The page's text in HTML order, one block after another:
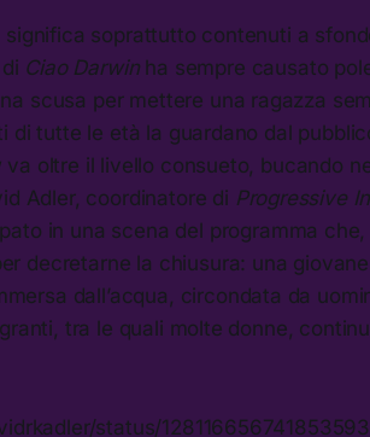
significa soprattutto contenuti a
Ciao Darwinha sempre causato
scusa per mettere una ragazza
di tutte le età la guardano dal
oltre il livello consueto, bucando
Adler, coordinatore di Progressive
in una scena del programma
decretarne la chiusura: una
dall’acqua, circondata da
tra le quali molte donne,
status/